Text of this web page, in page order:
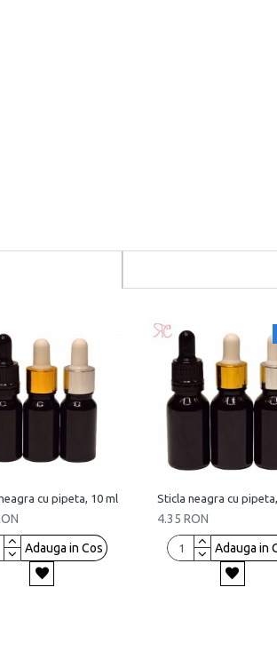
cu pipeta, 10 ml
Adauga in Cos
Sticla neagra cu
4.35 RON
Adauga in